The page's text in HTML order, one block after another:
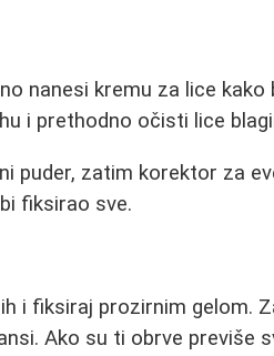
nanesi kremu za lice kako
i prethodno očisti lice
puder, zatim korektor za
fiksirao sve.
i fiksiraj prozirnim gelom.
Ako su ti obrve previše